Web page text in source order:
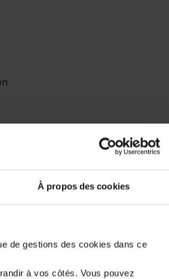
À propos des cookies
de gestions des cookies dans ce
à vos côtés. Vous pouvez